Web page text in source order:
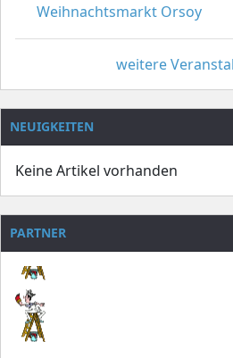
Weihnachtsmarkt Orsoy
weitere
NEUIGKEITEN
Keine Artikel vorhanden
PARTNER